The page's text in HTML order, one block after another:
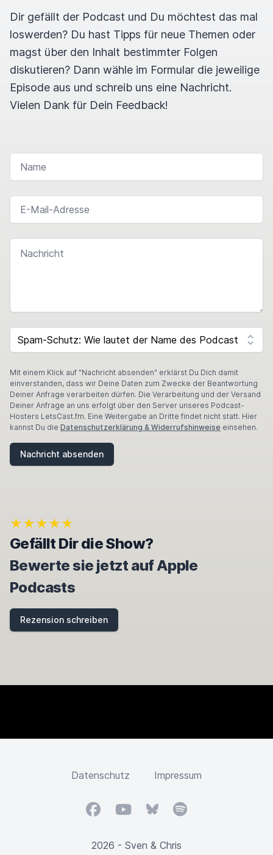
Dir gefällt der Podcast und Du möchtest das mal
loswerden? Du hast Tipps für neue Themen oder
magst über den Inhalt bestimmter Folgen
diskutieren? Dann wähle im Formular die jeweilige
Episode aus und schreib uns eine Nachricht.
Vielen Dank für Dein Feedback!
NAME
E-MAIL-ADRESSE
NACHRICHT
SPAM CAPTCHA
Mit einem Klick auf "Nachricht absenden" erklärst Du Dich damit
einverstanden, dass wir Deine Daten zum Zwecke der Beantwortung
Deiner Anfrage verarbeiten dürfen. Die Verarbeitung und der Versand
Deiner Anfrage an uns erfolgt über den Server unseres Podcast-
Hosters LetsCast.fm. Eine Weitergabe an Dritte findet nicht statt. Hier
kannst Du die Datenschutzerklärung & Widerrufshinweise einsehen.
Nachricht absenden
★★★★★
Gefällt Dir die Show?
Bewerte sie jetzt auf Apple
Podcasts
Rezension schreiben
Datenschutz Impressum
FacebookYouTubeBlueskySpotify
2026 - Sven & Chris